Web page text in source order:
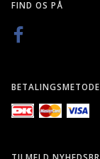
FIND OS PÅ